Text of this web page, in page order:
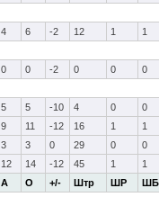
А О +/- Штр ШР ШБ
4 6 -2 12 1
1
0 0 -2 0 0
0
5 5 -10 4 0
0
9 11 -12 16 1
1
3 3 0 29 0
0
12 14 -12 45 1 1